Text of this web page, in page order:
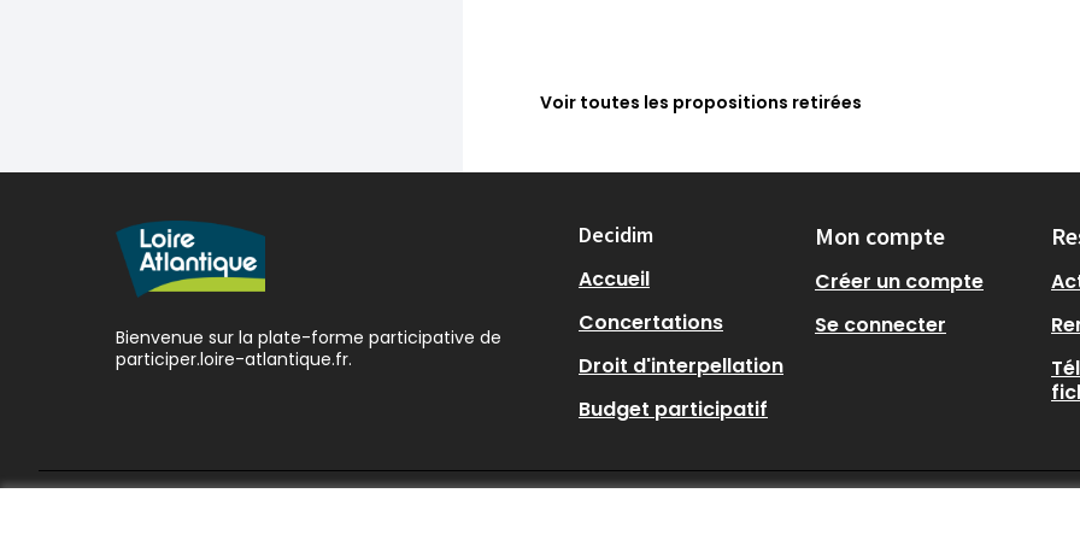
Voir toutes les propositions retirées
Bienvenue sur la plate-forme participative de
participer.loire-atlantique.fr.
Decidim
Accueil
Concertations
Droit d'interpellation
Budget participatif
Mon compte
Créer un compte
Se connecter